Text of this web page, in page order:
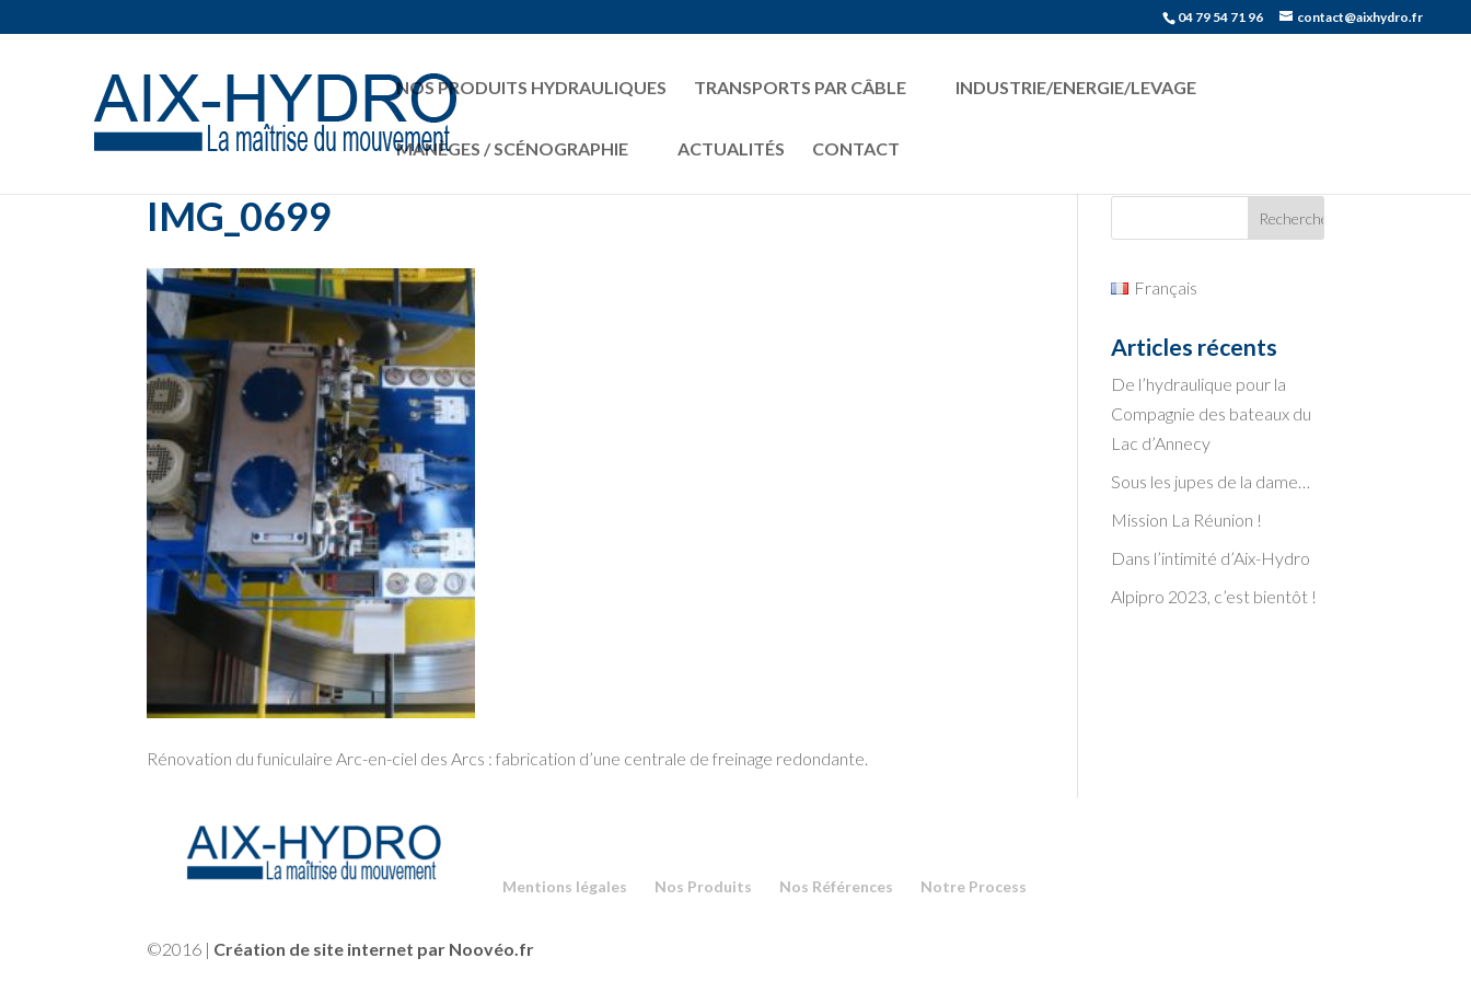
04 79 54 71 96 contact@aixhydro.fr
NOS PRODUITS HYDRAULIQUES TRANSPORTS PAR CÂBLE INDUSTRIE/ENERGIE/LEVAGE
MANÈGES / SCÉNOGRAPHIE ACTUALITÉS CONTACT
IMG_0699
Rénovation du funiculaire Arc-en-ciel des Arcs : fabrication d’une centrale de freinage redondante.
Français
Articles récents
De l’hydraulique pour la
Compagnie des bateaux du
Lac d’Annecy
Sous les jupes de la dame…
Mission La Réunion !
Dans l’intimité d’Aix-Hydro
Alpipro 2023, c’est bientôt !
Mentions légales Nos Produits Nos Références Notre Process
©2016 | Création de site internet par Noovéo.fr